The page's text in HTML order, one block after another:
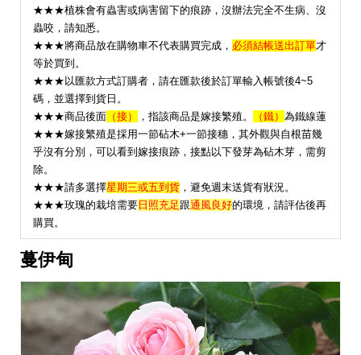
★★★植株會有蟲害或病害留下的痕跡，沒辦法完全不生病、沒
蟲咬，請知悉。
★★★將商品放在購物車不代表購買完成， 必須結帳送出訂單才
等於買到。
★★★以匯款方式訂購者，請在匯款後於訂單輸入帳號後4~5
碼，並選擇到貨日。
★★★商品後面 （接） ，指該商品是嫁接繁殖。 （鐵） 為鐵線蓮
★★★嫁接繁殖是採用一節砧木+一節接穗，其外觀與自根苗幾
乎沒有分別，可以看到嫁接痕跡，接點以下發芽為砧木芽，需剪
除。
★★★請多選擇星期三或五到貨 ，避免週末送貨有狀況。
★★★玫瑰的栽培需要日照充足 跟通風良好的環境，請評估後再
購買。
蔓伊甸